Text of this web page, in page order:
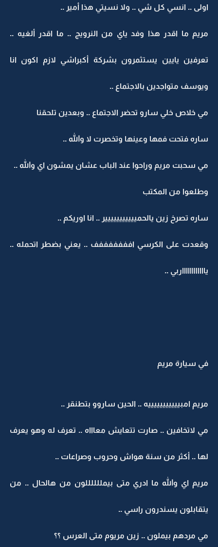
اولى .. انسي كل شي .. ولا نسيتي هذا أمير ..
مريم ما اقدر هذا وفد ياي من النرويج .. ما اقدر ألغيه ..
تعرفين يايين يستثمرون بشركة أكبراشي لازم اكون انا
ويوسف متواجدين بالاجتماع ..
مي خلاص خلي سارو تحضر الاجتماع .. وبعدين تلحقنا
ساره فتحت فمها وعينها وتخصرت لا والله ..
مي سحبت مريم وراحوا عند الباب عشان يمشون اي والله ..
وطلعوا من المكتب
ساره تصرخ زين يالحمييييييييييير .. انا اوريكم ..
وقعدت على الكرسي افففففففف .. يعني بضطر اتحمله ..
يااااااااااااربي ..
في سيارة مريم
مريم امبيييييييييييه .. الحين ساروو بتطنقر ..
مي لاتخافين .. صارت تتعايش معاااه .. تعرف له وهو يعرف
لها .. أكثر من سنة هواش وحروب وصراعات ..
مريم اي والله ما ادري متى بيمللللللون من هالحال .. من
يتقابلون يسندرون راسي ..
مي مردهم بيملون .. زين مريوم متى العرس ؟؟